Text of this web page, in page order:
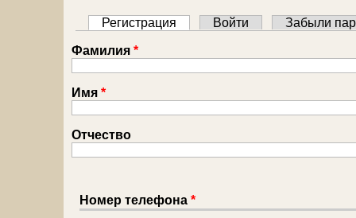
Главные вкладки
Регистрация (активная вкладка)
Войти Забыли
Фамилия *
Имя *
Отчество
Номер телефона *